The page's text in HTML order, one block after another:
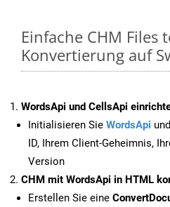
Einfache CHM Files
Konvertierung auf
WordsApi und CellsApi
Initialisieren Sie WordsApi und
ID, Ihrem Client-Geheimnis,
Version
CHM mit WordsApi in HTML
Erstellen Sie eine